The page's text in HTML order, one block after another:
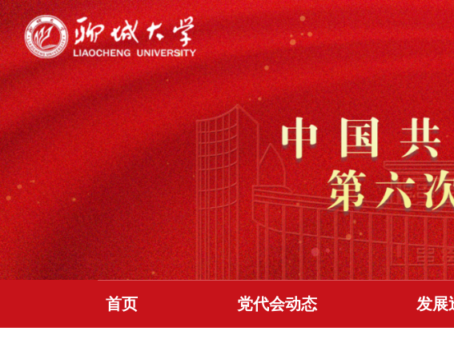
首页 党代会动态 发展